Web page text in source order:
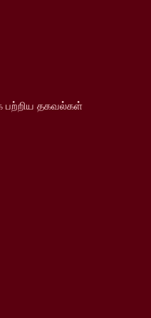
பற்றிய தகவல்கள்